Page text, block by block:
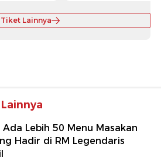
Tiket Lainnya
Ada Lebih 50 Menu Masakan
Hadir di RM Legendaris